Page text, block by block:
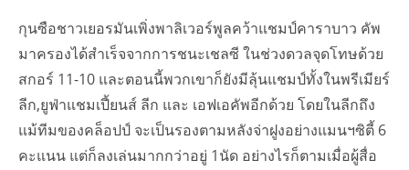
กุนซือชาวเยอรมันเพิ่งพาลิเวอร์พูลคว้าแชมป์คาราบาว คัพ
มาครองได้สำเร็จจากการชนะเชลซี ในช่วงดวลจุดโทษด้วย
สกอร์ 11-10 และตอนนี้พวกเขาก็ยังมีลุ้นแชมป์ทั้งในพรีเมียร์
ลีก,ยูฟ่าแชมเปี้ยนส์ ลีก และ เอฟเอคัพอีกด้วย โดยในลีกถึง
แม้ทีมของคล็อปป์ จะเป็นรองตามหลังจ่าฝูงอย่างแมนฯซิตี้ 6
คะแนน แต่ก็ลงเล่นมากกว่าอยู่ 1นัด อย่างไรก็ตามเมื่อผู้สื่อ